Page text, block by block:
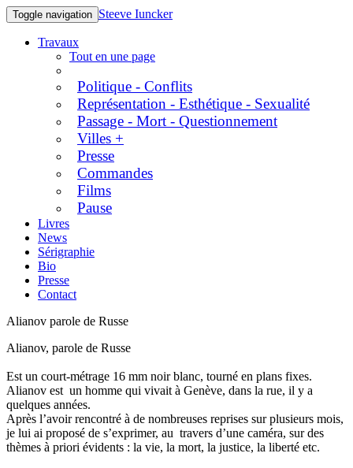
Toggle navigation Steeve Iuncker
Travaux
Tout en une page
Politique - Conflits
Représentation - Esthétique - Sexualité
Passage - Mort - Questionnement
Villes +
Presse
Commandes
Films
Pause
Livres
News
Sérigraphie
Bio
Presse
Contact
Alianov parole de Russe
Alianov, parole de Russe
Est un court-métrage 16 mm noir blanc, tourné en plans fixes.
Alianov est un homme qui vivait à Genève, dans la rue, il y a
quelques années.
Après l’avoir rencontré à de nombreuses reprises sur plusieurs mois,
je lui ai proposé de s’exprimer, au travers d’une caméra, sur des
thèmes à priori évidents : la vie, la mort, la justice, la liberté etc.